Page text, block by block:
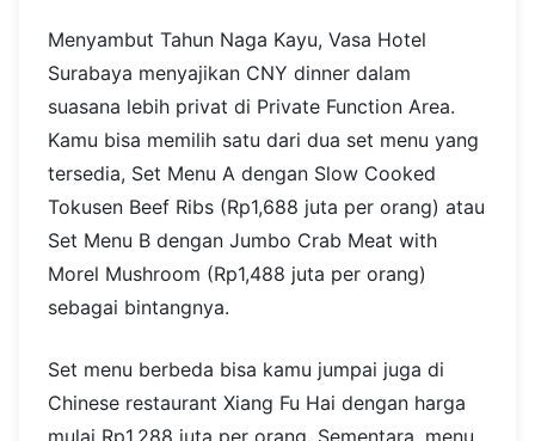
Menyambut Tahun Naga Kayu, Vasa Hotel
Surabaya menyajikan CNY dinner dalam
suasana lebih privat di Private Function Area.
Kamu bisa memilih satu dari dua set menu yang
tersedia, Set Menu A dengan Slow Cooked
Tokusen Beef Ribs (Rp1,688 juta per orang) atau
Set Menu B dengan Jumbo Crab Meat with
Morel Mushroom (Rp1,488 juta per orang)
sebagai bintangnya.
Set menu berbeda bisa kamu jumpai juga di
Chinese restaurant Xiang Fu Hai dengan harga
mulai Rp1,288 juta per orang. Sementara, menu